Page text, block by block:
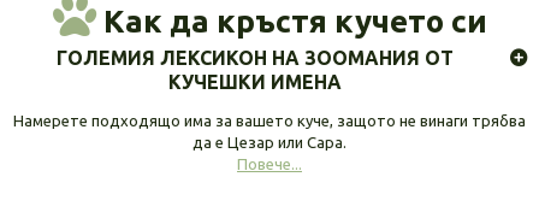
Как да кръстя кучето си
ГОЛЕМИЯ ЛЕКСИКОН НА ЗООМАНИЯ ОТ
КУЧЕШКИ ИМЕНА
Намерете подходящо има за вашето куче, защото не винаги трябва
да е Цезар или Сара.
Повече...